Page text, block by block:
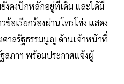
งคงปักหลักอยู่ที่เดิม และได้มี
ข้อเรียกร้องผ่านโทรโข่ง แสดง
ศาลรัฐธรรมนูญ ด้านเจ้าหน้าที่
สภาฯ พร้อมประกาศแจ้งผู้